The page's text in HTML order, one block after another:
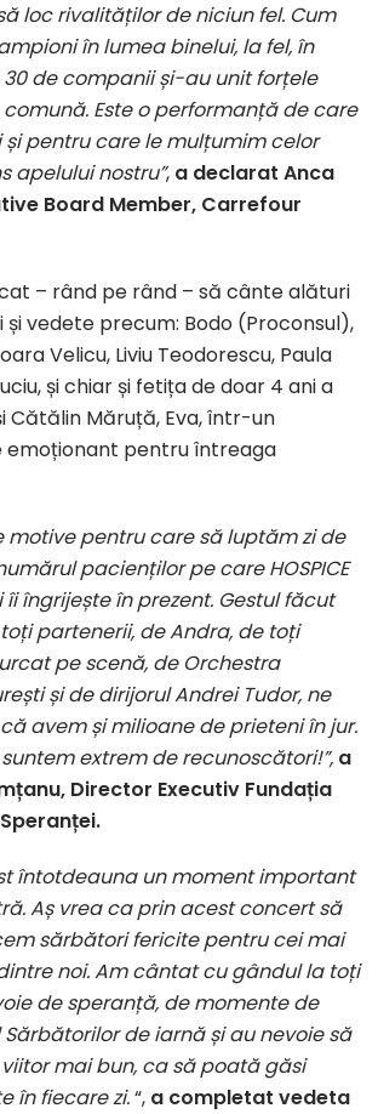
loc rivalităților de niciun fel. Cum
în lumea binelui, la fel, în
de companii și-au unit forțele
Este o performanță de care
pentru care le mulțumim celor
apelului nostru”, a declarat Anca
Board Member, Carrefour
– rând pe rând – să cânte alături
și vedete precum: Bodo (Proconsul),
Velicu, Liviu Teodorescu, Paula
și chiar și fetița de doar 4 ani a
Cătălin Măruță, Eva, într-un
pentru întreaga
motive pentru care să luptăm zi de
pacienților pe care HOSPICE
îi îngrijește în prezent. Gestul făcut
partenerii, de Andra, de toți
pe scenă, de Orchestra
și de dirijorul Andrei Tudor, ne
avem și milioane de prieteni în jur.
extrem de recunoscători!”, a
Director Executiv Fundația
Speranței.
întotdeauna un moment important
Aș vrea ca prin acest concert să
sărbători fericite pentru cei mai
noi. Am cântat cu gândul la toți
de speranță, de momente de
de iarnă și au nevoie să
mai bun, ca să poată găsi
în fiecare zi.“, a completat vedeta